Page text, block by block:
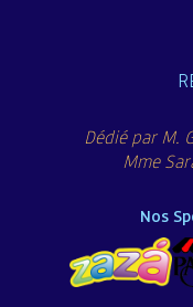
Dédié par M.
Mme
Nos